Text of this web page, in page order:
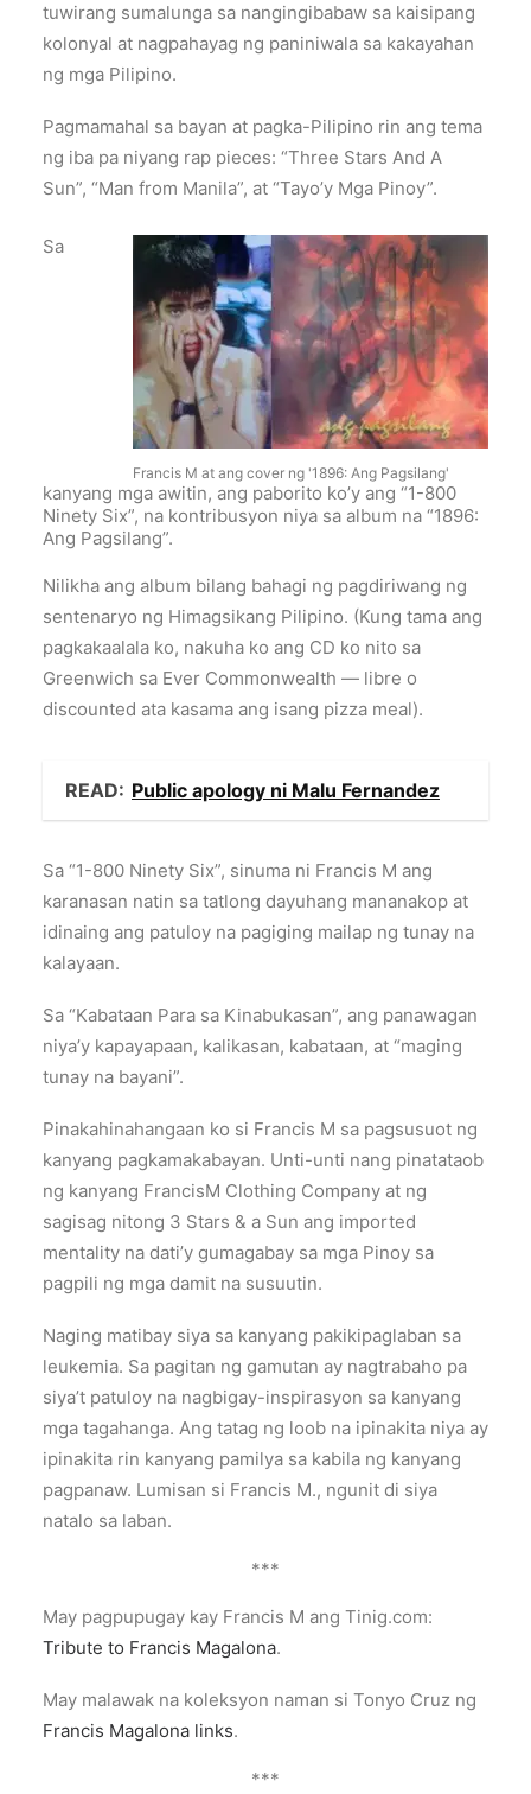
tuwirang sumalunga sa nangingibabaw sa kaisipang
kolonyal at nagpahayag ng paniniwala sa kakayahan
ng mga Pilipino.
Pagmamahal sa bayan at pagka-Pilipino rin ang tema
ng iba pa niyang rap pieces: “Three Stars And A
Sun”, “Man from Manila”, at “Tayo’y Mga Pinoy”.
Francis M at ang cover ng '1896: Ang Pagsilang'
Sa
kanyang mga awitin, ang paborito ko’y ang “1-800
Ninety Six”, na kontribusyon niya sa album na “1896:
Ang Pagsilang”.
Nilikha ang album bilang bahagi ng pagdiriwang ng
sentenaryo ng Himagsikang Pilipino. (Kung tama ang
pagkakaalala ko, nakuha ko ang CD ko nito sa
Greenwich sa Ever Commonwealth — libre o
discounted ata kasama ang isang pizza meal).
READ: Public apology ni Malu Fernandez
Sa “1-800 Ninety Six”, sinuma ni Francis M ang
karanasan natin sa tatlong dayuhang mananakop at
idinaing ang patuloy na pagiging mailap ng tunay na
kalayaan.
Sa “Kabataan Para sa Kinabukasan”, ang panawagan
niya’y kapayapaan, kalikasan, kabataan, at “maging
tunay na bayani”.
Pinakahinahangaan ko si Francis M sa pagsusuot ng
kanyang pagkamakabayan. Unti-unti nang pinatataob
ng kanyang FrancisM Clothing Company at ng
sagisag nitong 3 Stars & a Sun ang imported
mentality na dati’y gumagabay sa mga Pinoy sa
pagpili ng mga damit na susuutin.
Naging matibay siya sa kanyang pakikipaglaban sa
leukemia. Sa pagitan ng gamutan ay nagtrabaho pa
siya’t patuloy na nagbigay-inspirasyon sa kanyang
mga tagahanga. Ang tatag ng loob na ipinakita niya ay
ipinakita rin kanyang pamilya sa kabila ng kanyang
pagpanaw. Lumisan si Francis M., ngunit di siya
natalo sa laban.
***
May pagpupugay kay Francis M ang Tinig.com:
Tribute to Francis Magalona.
May malawak na koleksyon naman si Tonyo Cruz ng
Francis Magalona links.
***